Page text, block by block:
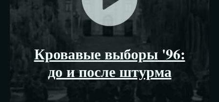
Кровавые выборы '96:
до и после штурма